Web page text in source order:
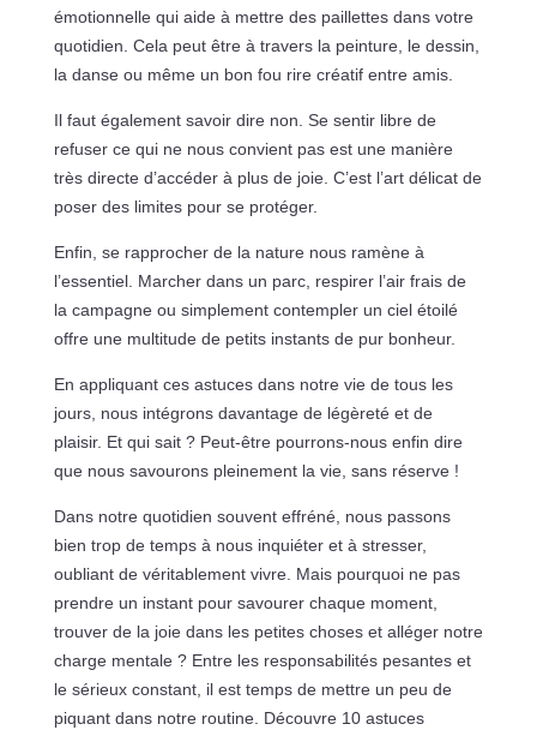
émotionnelle qui aide à mettre des paillettes dans votre
quotidien. Cela peut être à travers la peinture, le dessin,
la danse ou même un bon fou rire créatif entre amis.
Il faut également savoir dire non. Se sentir libre de
refuser ce qui ne nous convient pas est une manière
très directe d’accéder à plus de joie. C’est l’art délicat de
poser des limites pour se protéger.
Enfin, se rapprocher de la nature nous ramène à
l’essentiel. Marcher dans un parc, respirer l’air frais de
la campagne ou simplement contempler un ciel étoilé
offre une multitude de petits instants de pur bonheur.
En appliquant ces astuces dans notre vie de tous les
jours, nous intégrons davantage de légèreté et de
plaisir. Et qui sait ? Peut-être pourrons-nous enfin dire
que nous savourons pleinement la vie, sans réserve !
Dans notre quotidien souvent effréné, nous passons
bien trop de temps à nous inquiéter et à stresser,
oubliant de véritablement vivre. Mais pourquoi ne pas
prendre un instant pour savourer chaque moment,
trouver de la joie dans les petites choses et alléger notre
charge mentale ? Entre les responsabilités pesantes et
le sérieux constant, il est temps de mettre un peu de
piquant dans notre routine. Découvre 10 astuces